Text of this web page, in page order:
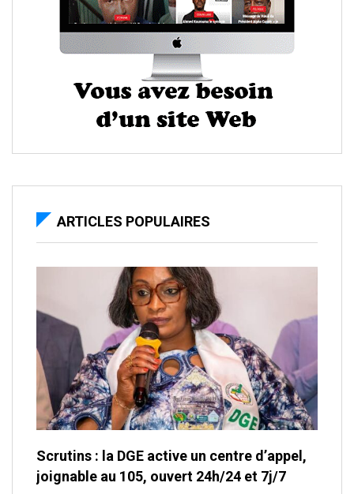
ARTICLES POPULAIRES
Scrutins : la DGE active un centre d’appel,
joignable au 105, ouvert 24h/24 et 7j/7